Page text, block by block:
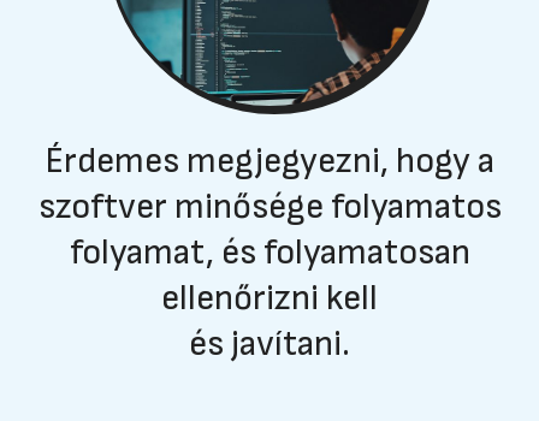
Érdemes megjegyezni, hogy a
szoftver minősége folyamatos
folyamat, és folyamatosan
ellenőrizni kell
és javítani.